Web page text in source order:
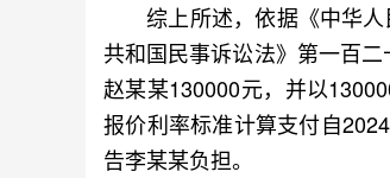
综上所述，依据《中华人
共和国民事诉讼法》第一百
赵某某130000元，并以
报价利率标准计算支付自
告李某某负担。